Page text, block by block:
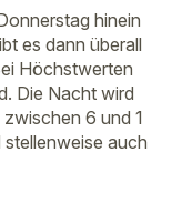
hinein
es dann überall
Höchstwerten
Die Nacht wird
6 und 1
auch